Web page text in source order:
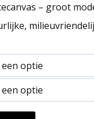
tot
– groot